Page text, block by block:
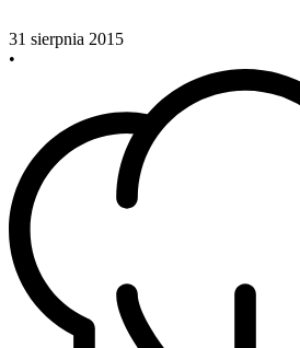
31 sierpnia 2015
•